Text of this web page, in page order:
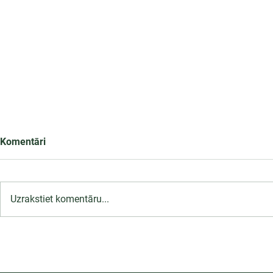
Komentāri
Uzrakstiet komentāru...